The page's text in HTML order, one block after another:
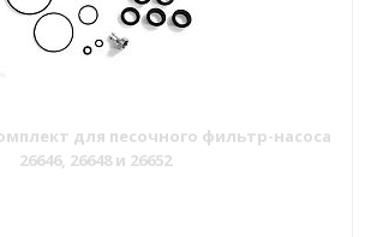
для песочного фильтр-насоса
26646, 26648 и 26652